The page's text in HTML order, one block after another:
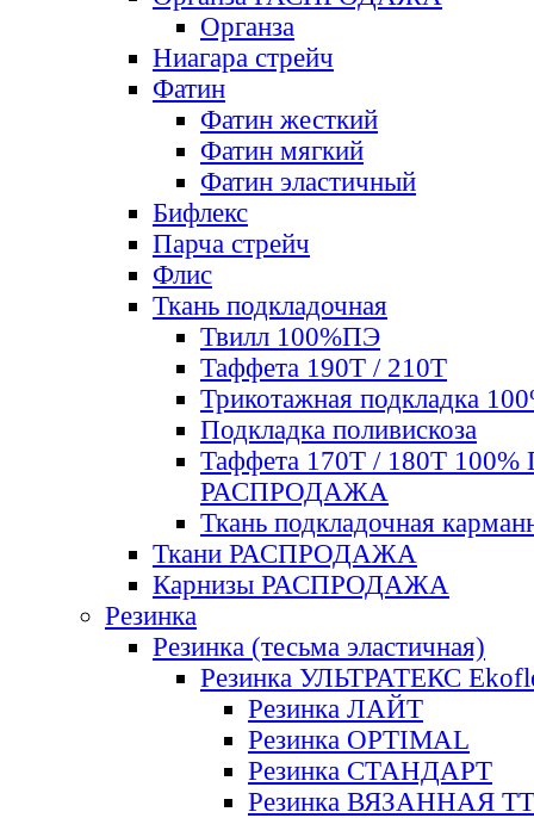
Органза
Ниагара стрейч
Фатин
Фатин жесткий
Фатин мягкий
Фатин элаcтичный
Бифлекс
Парча стрейч
Флис
Ткань подкладочная
Твилл 100%ПЭ
Таффета 190Т / 210Т
Трикотажная подкладка
Подкладка поливискоза
Таффета 170Т / 180Т 100%
РАСПРОДАЖА
Ткань подкладочная
Ткани РАСПРОДАЖА
Карнизы РАСПРОДАЖА
Резинка
Резинка (тесьма эластичная)
Резинка УЛЬТРАТЕКС
Резинка ЛАЙТ
Резинка OPTIMAL
Резинка СТАНДАРТ
Резинка ВЯЗАННАЯ ТТ